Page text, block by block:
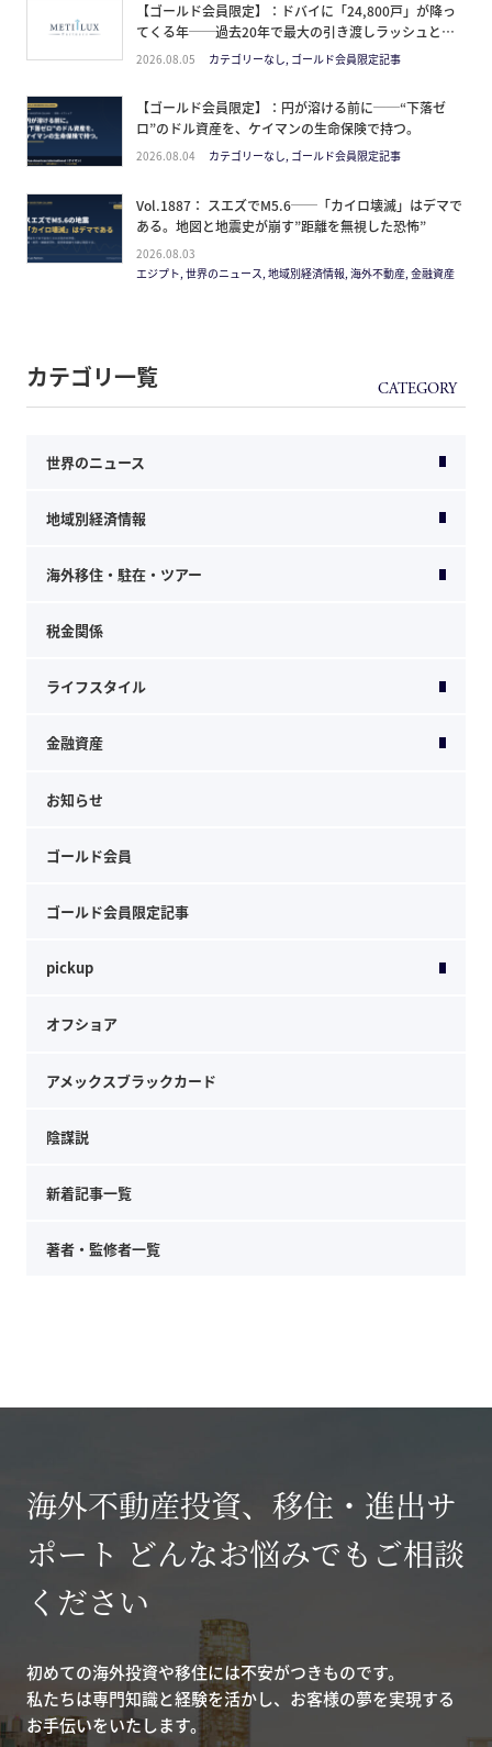
【ゴールド会員限定】：ドバイに「24,800戸」が降っ
てくる年──過去20年で最大の引き渡しラッシュと、
ミサイルが崩した“安全神話”。2027年の供給ピーク
2026.08.05 カテゴリーなし, ゴールド会員限定記事
【ゴールド会員限定】：円が溶ける前に──“下落ゼ
ロ”のドル資産を、ケイマンの生命保険で持つ。
2026.08.04 カテゴリーなし, ゴールド会員限定記事
Vol.1887： スエズでM5.6──「カイロ壊滅」はデマで
ある。地図と地震史が崩す”距離を無視した恐怖”
2026.08.03
エジプト, 世界のニュース, 地域別経済情報, 海外不動産, 金融資産
カテゴリ一覧
世界のニュース
地域別経済情報
海外移住・駐在・ツアー
税金関係
ライフスタイル
金融資産
お知らせ
ゴールド会員
ゴールド会員限定記事
pickup
オフショア
アメックスブラックカード
陰謀説
新着記事一覧
著者・監修者一覧
海外不動産投資、移住・進出サ
ポート どんなお悩みでもご相談
ください
初めての海外投資や移住には不安がつきものです。
私たちは専門知識と経験を活かし、お客様の夢を実現する
お手伝いをいたします。